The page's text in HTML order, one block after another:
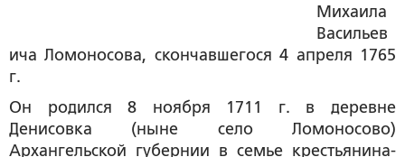
Михаила
Васильев
ича Ломоносова, скончавшегося 4 апреля 1765
г.
Он родился 8 ноября 1711 г. в деревне
Денисовка (ныне село Ломоносово)
Архангельской губернии в семье крестьянина-